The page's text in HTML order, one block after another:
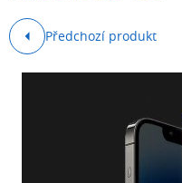
Předchozí produkt